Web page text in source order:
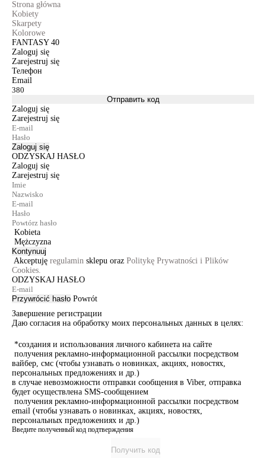
Strona główna
Kobiety
Skarpety
Kolorowe
FANTASY 40
Zaloguj się
Zarejestruj się
Телефон
Email
Отправить код
Zaloguj się
Zarejestruj się
Zaloguj się
ODZYSKAJ HASŁO
Zaloguj się
Zarejestruj się
Kobieta
Mężczyzna
Kontynuuj
Akceptuję regulamin sklepu oraz Politykę Prywatności i Plików
Cookies.
ODZYSKAJ HASŁO
Przywrócić hasło Powrót
Завершение регистрации
Даю согласия на обработку моих персональных данных в целях:
*создания и использования личного кабинета на сайте
получения рекламно-информационной рассылки посредством
вайбер, смс (чтобы узнавать о новинках, акциях, новостях,
персональных предложениях и др.)
в случае невозможности отправки сообщения в Viber, отправка
будет осуществлена SMS-сообщением
получения рекламно-информационной рассылки посредством
email (чтобы узнавать о новинках, акциях, новостях,
персональных предложениях и др.)
Введите полученный код подтверждения
Получить код